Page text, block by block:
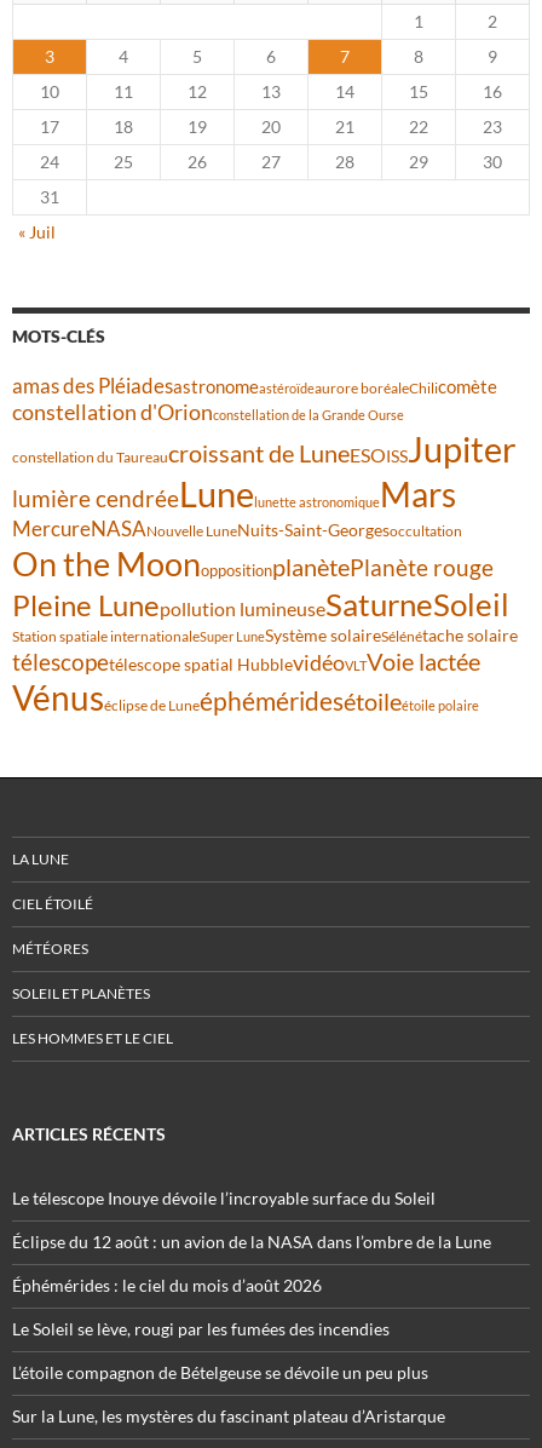
1
2
3
4 5 6 7 8
9
10
11 12 13 14 15
16
17
18 19 20 21 22
23
24
25 26 27 28 29
30
31
« Juil
MOTS-CLÉS
amas des Pléiadesastronomeastéroïdeaurore boréaleChilicomète
constellation d'Orionconstellation de la Grande Ourse
constellation du Taureaucroissant de LuneESOISSJupiter
lumière cendréeLune lunette astronomiqueMars
MercureNASANouvelle LuneNuits-Saint-Georgesoccultation
On the MoonoppositionplanètePlanète rouge
Pleine Lunepollution lumineuseSaturneSoleil
Station spatiale internationaleSuper LuneSystème solaireSélénétache solaire
télescopetélescope spatial HubblevidéoVLTVoie lactée
Vénuséclipse de Luneéphéméridesétoileétoile polaire
LA LUNE
CIEL ÉTOILÉ
MÉTÉORES
SOLEIL ET PLANÈTES
LES HOMMES ET LE CIEL
ARTICLES RÉCENTS
Le télescope Inouye dévoile l’incroyable surface du Soleil
Éclipse du 12 août : un avion de la NASA dans l’ombre de la Lune
Éphémérides : le ciel du mois d’août 2026
Le Soleil se lève, rougi par les fumées des incendies
L’étoile compagnon de Bételgeuse se dévoile un peu plus
Sur la Lune, les mystères du fascinant plateau d’Aristarque